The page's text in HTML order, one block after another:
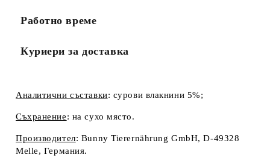
Работно време
Куриери за доставка
Аналитични съставки: сурови влакнини 5%;
Съхранение: на сухо място.
Производител: Bunny Tierernährung GmbH, D-49328
Melle, Германия.